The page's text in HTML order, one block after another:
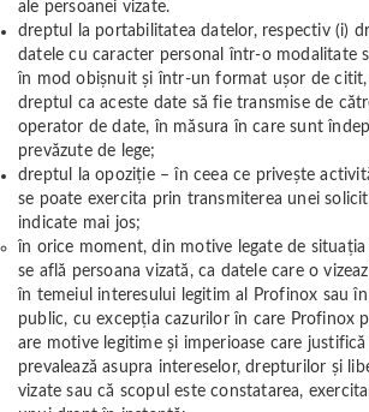
ale persoanei vizate.
dreptul la portabilitatea datelor, respectiv (i)
datele cu caracter personal într-o modalitate
în mod obișnuit și într-un format ușor de citit,
dreptul ca aceste date să fie transmise de
operator de date, în măsura în care sunt
prevăzute de lege;
dreptul la opoziție – în ceea ce privește
se poate exercita prin transmiterea unei
indicate mai jos;
în orice moment, din motive legate de
se află persoana vizată, ca datele care o
în temeiul interesului legitim al Profinox sau
public, cu excepția cazurilor în care Profinox
are motive legitime și imperioase care
prevalează asupra intereselor, drepturilor și
vizate sau că scopul este constatarea,